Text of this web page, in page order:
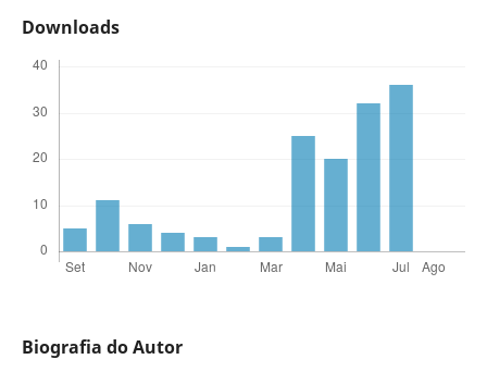
Downloads
Biografia do Autor